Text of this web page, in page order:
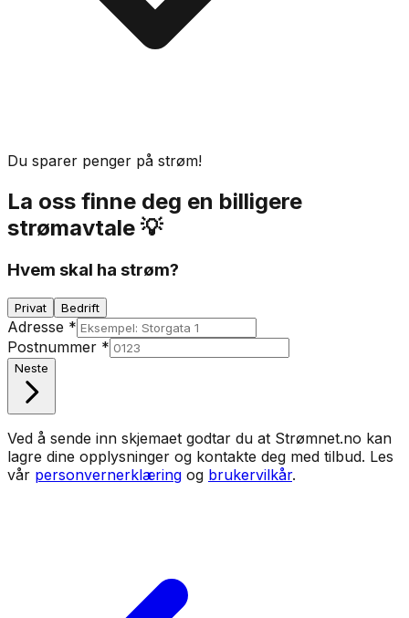
Du sparer penger på strøm!
La oss finne deg en billigere
strømavtale 💡
Hvem skal ha strøm?
Privat Bedrift
Adresse *
Postnummer *
Neste
Ved å sende inn skjemaet godtar du at Strømnet.no kan
lagre dine opplysninger og kontakte deg med tilbud. Les
vår personvernerklæring og brukervilkår.